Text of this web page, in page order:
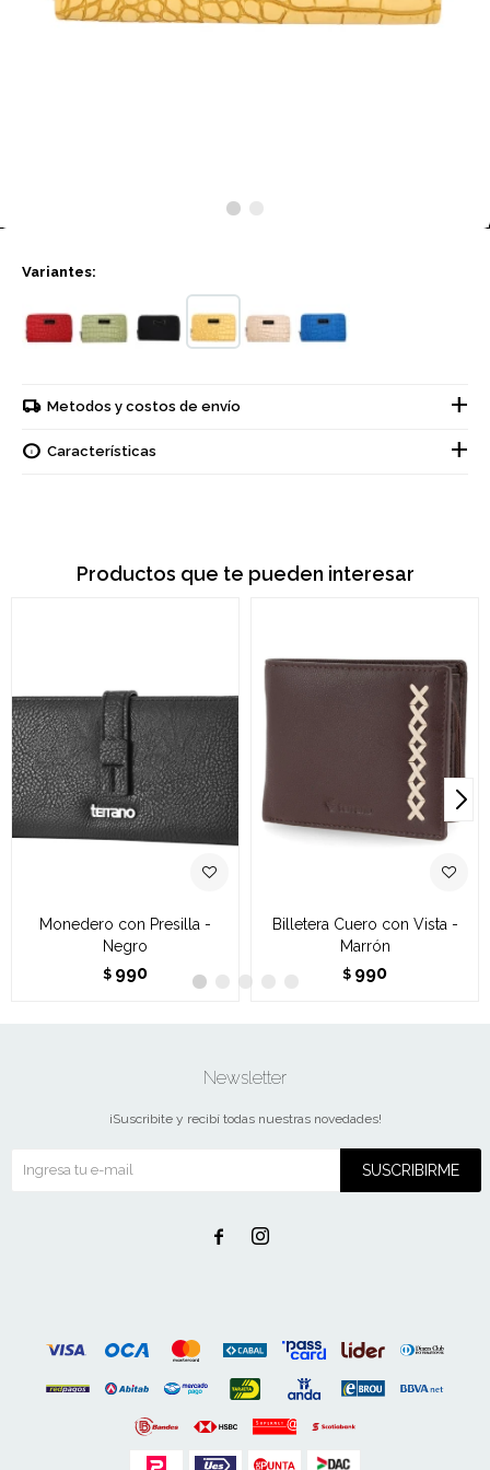
Variantes:
Metodos y costos de envío
Características
Productos que te pueden interesar
Monedero con Presilla -
Negro
$ 990
Billetera Cuero con Vista -
Marrón
$ 990
Newsletter
¡Suscribite y recibí todas nuestras novedades!
SUSCRIBIRME
 